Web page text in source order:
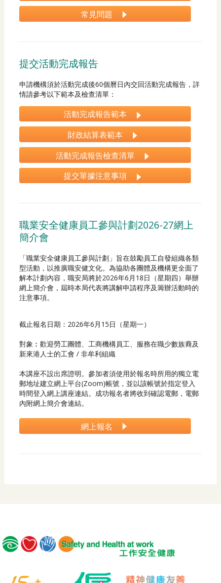
常見問題
提交活動完成報告
申請機構須於活動完成後60個曆日內交回活動完成報告，詳
情請參考以下範本及檢查清單：
活動完成報告範本
財政結算表範本
活動完成報告檢查清單
提交單據注意事項
職業安全健康員工參與計劃2026-27網上
簡介會
「職業安全健康員工參與計劃」旨在鼓勵員工自發組織各類
型活動，以推廣職安健文化。為協助各團體及機構更全面了
解本計劃內容，職安局將於2026年6月18日（星期四）舉辦
網上簡介會，屆時本局代表將講解申請程序及籌辦活動時的
注意事項。
截止報名日期：2026年6月15日（星期一）
對象︰歡迎勞工團體、工商機構員工、服務在職少數族裔及
新來港人士的工會 / 非牟利組織
本講座不設出席證明。參加者須使用於報名時所用的獨立電
郵地址建立網上平台(Zoom)帳號，並以該帳號於指定登入
時間登入網上講座連結。成功報名者將收到確認電郵，電郵
內附網上簡介會連結。
網上報名